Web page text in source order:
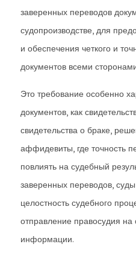
заверенных переводов
судопроизводстве, для
и обеспечения четкого и
документов всеми
Это требование особенно
документов, как
свидетельства о браке,
аффидевиты, где точность
повлиять на судебный
заверенных переводов,
целостность судебного
отправление правосудия
информации.